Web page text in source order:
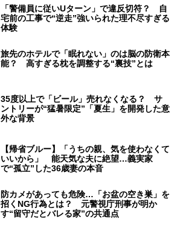
「警備員に従いUターン」で違反切符？ 自
宅前の工事で“逆走”強いられた理不尽すぎる
体験
旅先のホテルで「眠れない」のは脳の防衛本
能？ 高すぎる枕を調整する“裏技”とは
35度以上で「ビール」売れなくなる？ サ
ントリーが“猛暑限定”「夏生」を開発した意
外な背景
【帰省ブルー】「うちの親、気を使わなくて
いいから」 能天気な夫に絶望…義実家
で“孤立”した36歳妻の本音
防カメがあっても危険…「お盆の空き巣」を
招くNG行為とは？ 元警視庁刑事が明か
す“留守だとバレる家”の共通点